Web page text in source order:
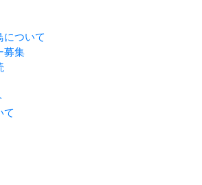
について
募集
て